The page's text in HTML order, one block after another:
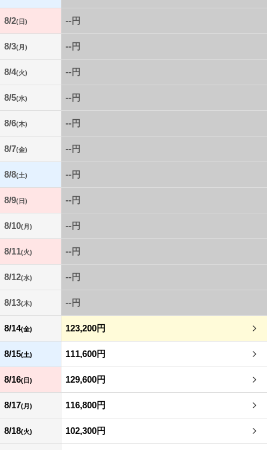
8/2(日) --円
8/3(月) --円
8/4(火) --円
8/5(水) --円
8/6(木) --円
8/7(金) --円
8/8(土) --円
8/9(日) --円
8/10(月) --円
8/11(火) --円
8/12(水) --円
8/13(木) --円
8/14(金) 123,200円
8/15(土) 111,600円
8/16(日) 129,600円
8/17(月) 116,800円
8/18(火) 102,300円